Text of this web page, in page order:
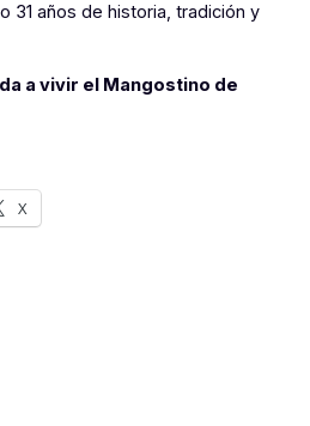
31 años de historia, tradición y
a vivir el Mangostino de
X